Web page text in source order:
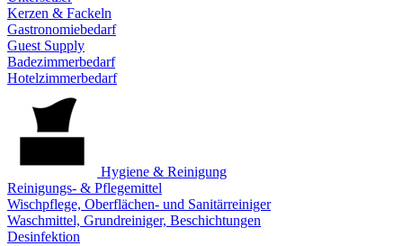
Kerzen & Fackeln
Gastronomiebedarf
Guest Supply
Badezimmerbedarf
Hotelzimmerbedarf
Hygiene & Reinigung
Reinigungs- & Pflegemittel
Wischpflege, Oberflächen- und Sanitärreiniger
Waschmittel, Grundreiniger, Beschichtungen
Desinfektion